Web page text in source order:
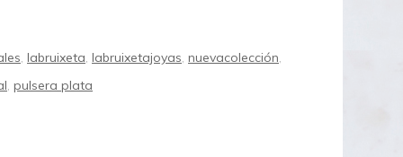
, labruixeta, labruixetajoyas, nuevacolección,
, pulsera plata